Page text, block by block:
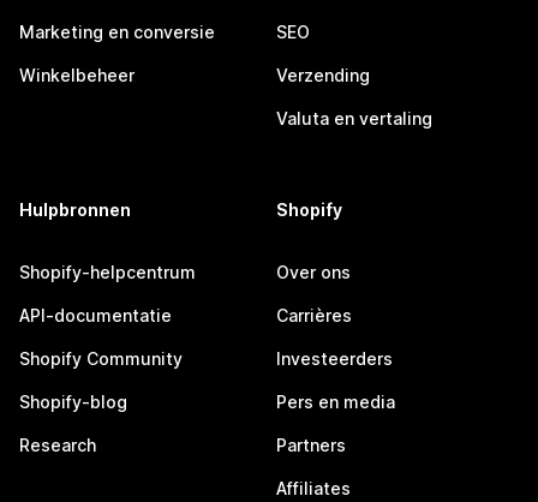
Marketing en conversie
Winkelbeheer
SEO
Verzending
Valuta en vertaling
Hulpbronnen
Shopify-helpcentrum
API-documentatie
Shopify Community
Shopify-blog
Research
Shopify
Over ons
Carrières
Investeerders
Pers en media
Partners
Affiliates